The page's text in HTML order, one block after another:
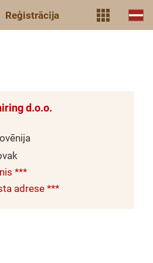
Reģistrācija
d.o.o.
***
adrese ***